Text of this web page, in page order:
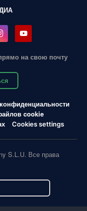
на свою почту
cookie
Cookies settings
S.L.U. Все права